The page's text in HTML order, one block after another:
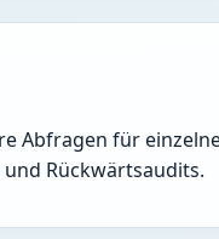
Abfragen für
und Rückwärtsaudits.